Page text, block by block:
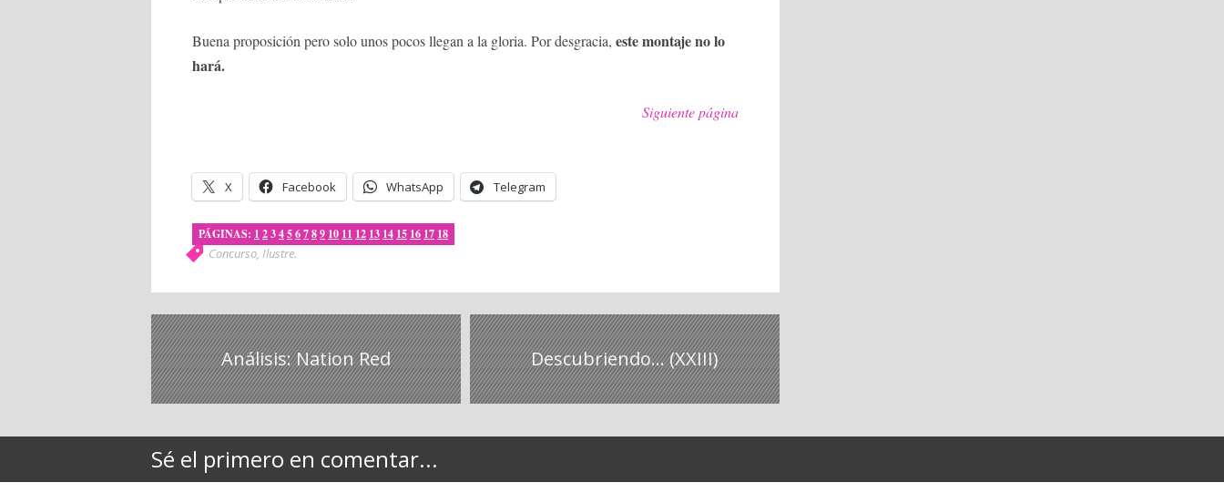
Buena proposición pero solo unos pocos llegan a la gloria. Por desgracia, este montaje no lo
hará.
Siguiente página
X Facebook WhatsApp Telegram
PÁGINAS: 1 23456789 10 11 12 13 14 15 16 17 18
Concurso, Ilustre.
Análisis: Nation Red Descubriendo... (XXIII)
Sé el primero en comentar...